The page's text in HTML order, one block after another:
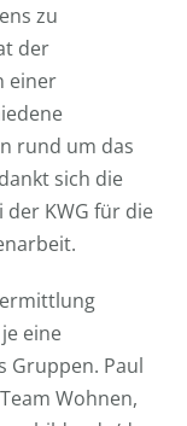
zu
der
einer
rund um das
sich die
KWG für die
eine
Gruppen. Paul
Wohnen,